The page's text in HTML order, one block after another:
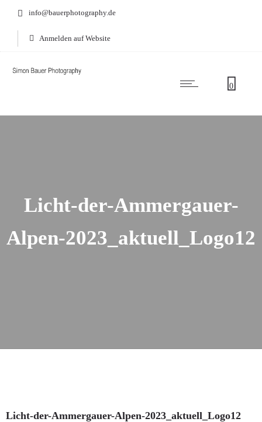
info@bauerphotography.de
Anmelden auf Website
0
Licht-der-Ammergauer-
Alpen-2023_aktuell_Logo12
Licht-der-Ammergauer-Alpen-2023_aktuell_Logo12